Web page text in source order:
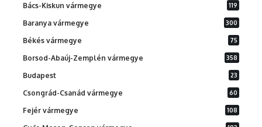
Bács-Kiskun vármegye 119
Baranya vármegye 300
Békés vármegye 75
Borsod-Abaúj-Zemplén vármegye 358
Budapest 23
Csongrád-Csanád vármegye 60
Fejér vármegye 108